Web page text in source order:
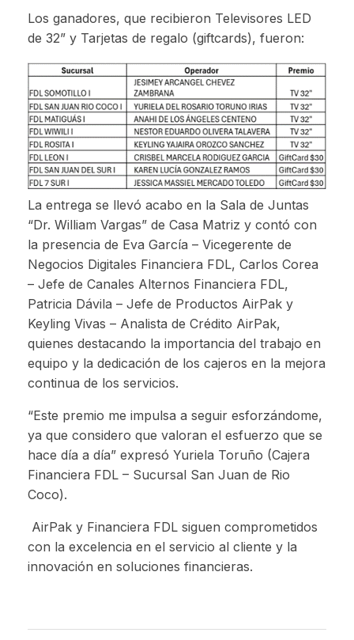
Los ganadores, que recibieron Televisores LED
de 32” y Tarjetas de regalo (giftcards), fueron:
La entrega se llevó acabo en la Sala de Juntas
“Dr. William Vargas” de Casa Matriz y contó con
la presencia de Eva García – Vicegerente de
Negocios Digitales Financiera FDL, Carlos Corea
– Jefe de Canales Alternos Financiera FDL,
Patricia Dávila – Jefe de Productos AirPak y
Keyling Vivas – Analista de Crédito AirPak,
quienes destacando la importancia del trabajo en
equipo y la dedicación de los cajeros en la mejora
continua de los servicios.
“Este premio me impulsa a seguir esforzándome,
ya que considero que valoran el esfuerzo que se
hace día a día” expresó Yuriela Toruño (Cajera
Financiera FDL – Sucursal San Juan de Rio
Coco).
AirPak y Financiera FDL siguen comprometidos
con la excelencia en el servicio al cliente y la
innovación en soluciones financieras.